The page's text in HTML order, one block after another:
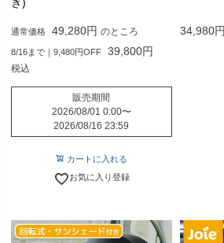
通常価格 49,280 のところ
8/16まで｜9,480円OFF 39,800
税込
販売期間
2026/08/01 0:00〜
2026/08/16 23:59
カートに入れる
お気に入り登録
34,980